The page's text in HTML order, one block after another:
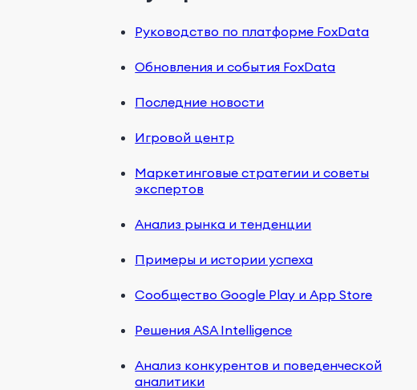
Руководство по платформе FoxData
Обновления и события FoxData
Последние новости
Игровой центр
Маркетинговые стратегии и советы
экспертов
Анализ рынка и тенденции
Примеры и истории успеха
Сообщество Google Play и App Store
Решения ASA Intelligence
Анализ конкурентов и поведенческой
аналитики